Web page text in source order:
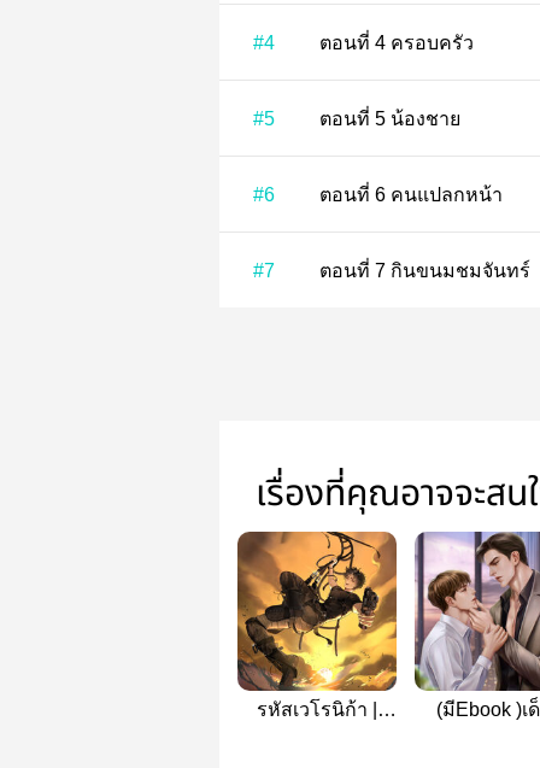
#4 ตอนที่ 4 ครอบครัว
#5 ตอนที่ 5 น้องชาย
#6 ตอนที่ 6 คนแปลกหน้า
#7 ตอนที่ 7 กินขนมชมจันทร์
เรื่องที่คุณอาจจะสน
รหัสเวโรนิก้า |
(มีEbook )เ